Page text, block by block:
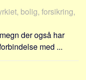
bolig, forsikring,
der også har
med ...